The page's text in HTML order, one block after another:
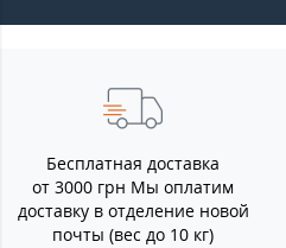
Бесплатная доставка
от 3000 грн Мы оплатим
доставку в отделение новой
почты (вес до 10 кг)